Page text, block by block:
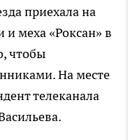
приехала на
и меха «Роксан» в
чтобы
На месте
телеканала